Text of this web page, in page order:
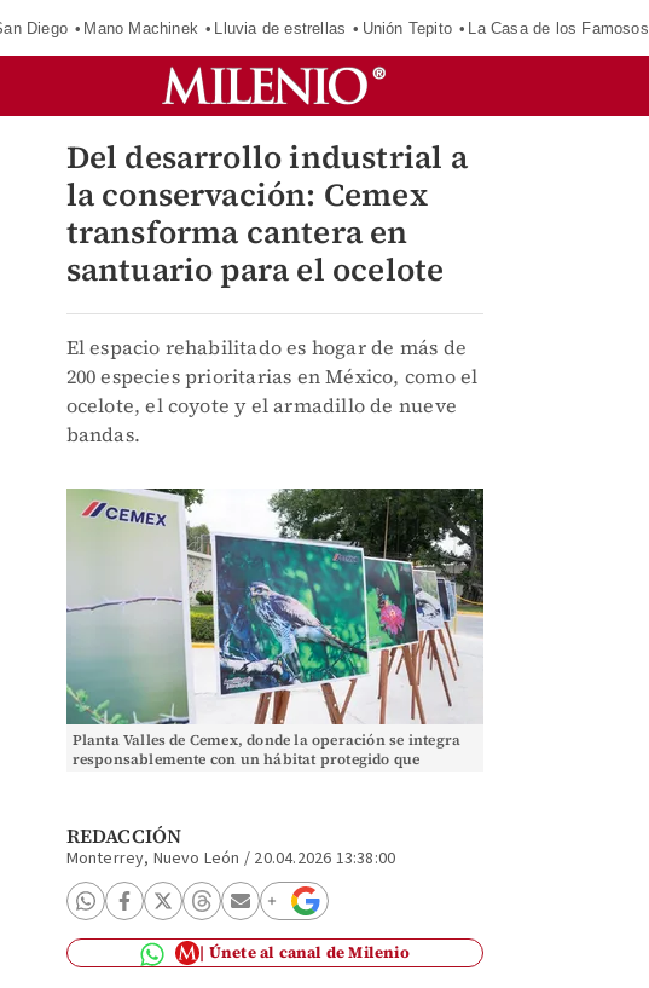
Diego Mano Machinek Lluvia de estrellas Unión Tepito La Casa de los Famosos
Del desarrollo industrial a
la conservación: Cemex
transforma cantera en
santuario para el ocelote
El espacio rehabilitado es hogar de más de
200 especies prioritarias en México, como el
ocelote, el coyote y el armadillo de nueve
bandas.
Planta Valles de Cemex, donde la operación se integra
responsablemente con un hábitat protegido que
REDACCIÓN
Monterrey, Nuevo León / 20.04.2026 13:38:00
Únete al canal de Milenio